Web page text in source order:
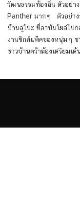
วัฒนธรรมท้องถิ่น ตัวอย่า
Panther มากๆ ตัวอย่าง
บ้านลูโบะ ที่อาบันโผล่ไป
งานซิกส์แพ็คของหนุ่มๆ ช
ชาวบ้านคว้าฆ้องเตรียมเ